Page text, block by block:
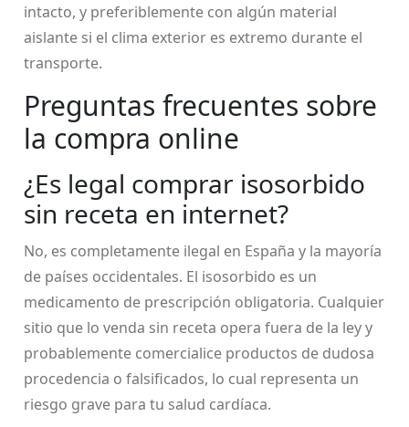
intacto, y preferiblemente con algún material
aislante si el clima exterior es extremo durante el
transporte.
Preguntas frecuentes sobre
la compra online
¿Es legal comprar isosorbido
sin receta en internet?
No, es completamente ilegal en España y la mayoría
de países occidentales. El isosorbido es un
medicamento de prescripción obligatoria. Cualquier
sitio que lo venda sin receta opera fuera de la ley y
probablemente comercialice productos de dudosa
procedencia o falsificados, lo cual representa un
riesgo grave para tu salud cardíaca.